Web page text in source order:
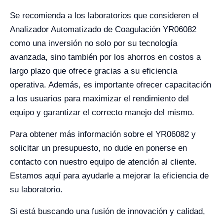
Se recomienda a los laboratorios que consideren el
Analizador Automatizado de Coagulación YR06082
como una inversión no solo por su tecnología
avanzada, sino también por los ahorros en costos a
largo plazo que ofrece gracias a su eficiencia
operativa. Además, es importante ofrecer capacitación
a los usuarios para maximizar el rendimiento del
equipo y garantizar el correcto manejo del mismo.
Para obtener más información sobre el YR06082 y
solicitar un presupuesto, no dude en ponerse en
contacto con nuestro equipo de atención al cliente.
Estamos aquí para ayudarle a mejorar la eficiencia de
su laboratorio.
Si está buscando una fusión de innovación y calidad,